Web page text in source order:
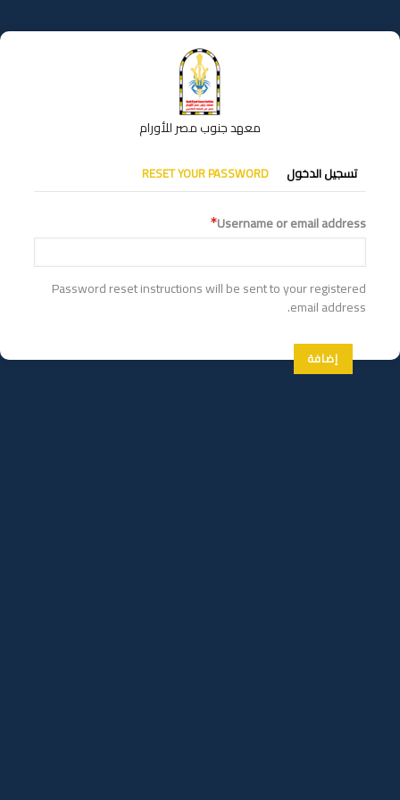
إلى
المحتوى
معهد جنوب مصر للأورام
التبويبات
الأساسية
تسجيل الدخول RESET YOUR PASSWORD
Username or email address
Password reset instructions will be sent to your registered
email address.